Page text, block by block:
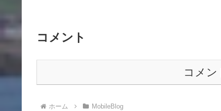
コメント
コメン
ホーム MobileBlog